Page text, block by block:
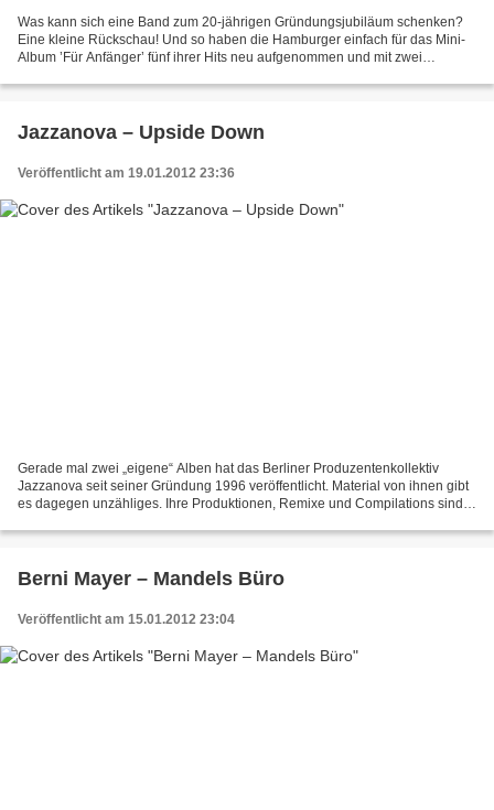
Was kann sich eine Band zum 20-jährigen Gründungsjubiläum schenken?
Eine kleine Rückschau! Und so haben die Hamburger einfach für das Mini-
Album ’Für Anfänger’ fünf ihrer Hits neu aufgenommen und mit zwei
Jazzanova – Upside Down
Veröffentlicht am 19.01.2012 23:36
Gerade mal zwei „eigene“ Alben hat das Berliner Produzentenkollektiv
Jazzanova seit seiner Gründung 1996 veröffentlicht. Material von ihnen gibt
es dagegen unzähliges. Ihre Produktionen, Remixe und Compilations sind
Berni Mayer – Mandels Büro
Veröffentlicht am 15.01.2012 23:04